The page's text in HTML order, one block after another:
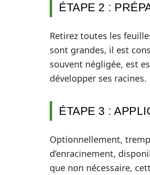
ÉTAPE 2 :
Retirez toutes les
sont grandes, il est
souvent négligée, est
développer ses racines.
ÉTAPE 3 :
Optionnellement,
d’enracinement,
que non nécessaire,